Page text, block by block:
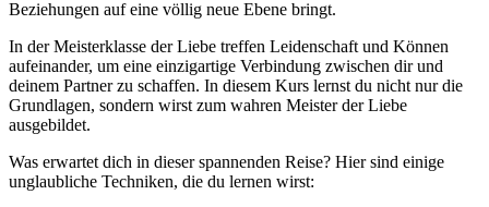
Beziehungen auf eine völlig neue Ebene bringt.
In der Meisterklasse der Liebe treffen Leidenschaft und Können
aufeinander, um eine einzigartige Verbindung zwischen dir und
deinem Partner zu schaffen. In diesem Kurs lernst du nicht nur die
Grundlagen, sondern wirst zum wahren Meister der Liebe
ausgebildet.
Was erwartet dich in dieser spannenden Reise? Hier sind einige
unglaubliche Techniken, die du lernen wirst: